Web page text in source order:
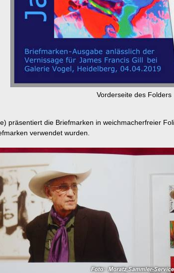
Vorderseite des Folders
präsentiert die Briefmarken in weichmacherfreier
verwendet wurden.